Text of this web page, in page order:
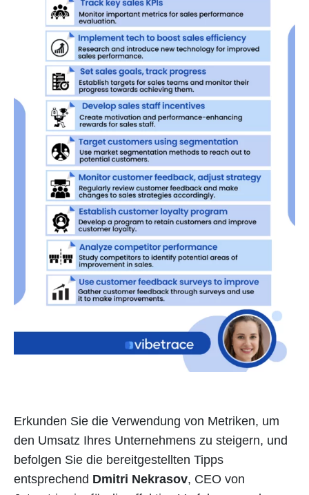
Erkunden Sie die Verwendung von Metriken, um
den Umsatz Ihres Unternehmens zu steigern, und
befolgen Sie die bereitgestellten Tipps
entsprechend Dmitri Nekrasov, CEO von